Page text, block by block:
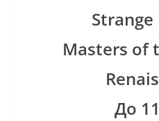
Masters of
До